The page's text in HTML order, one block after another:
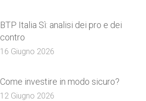
BTP Italia Sì: analisi dei pro e dei
contro
16 Giugno 2026
Come investire in modo sicuro?
12 Giugno 2026